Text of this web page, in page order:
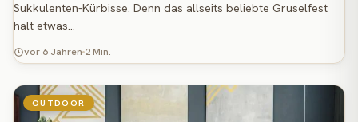
Sukkulenten-Kürbisse. Denn das allseits beliebte Gruselfest
hält etwas…
vor 6 Jahren 2 Min.
OUTDOOR